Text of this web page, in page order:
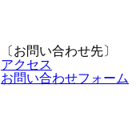
〔お問い合わせ先〕
アクセス
お問い合わせフォーム